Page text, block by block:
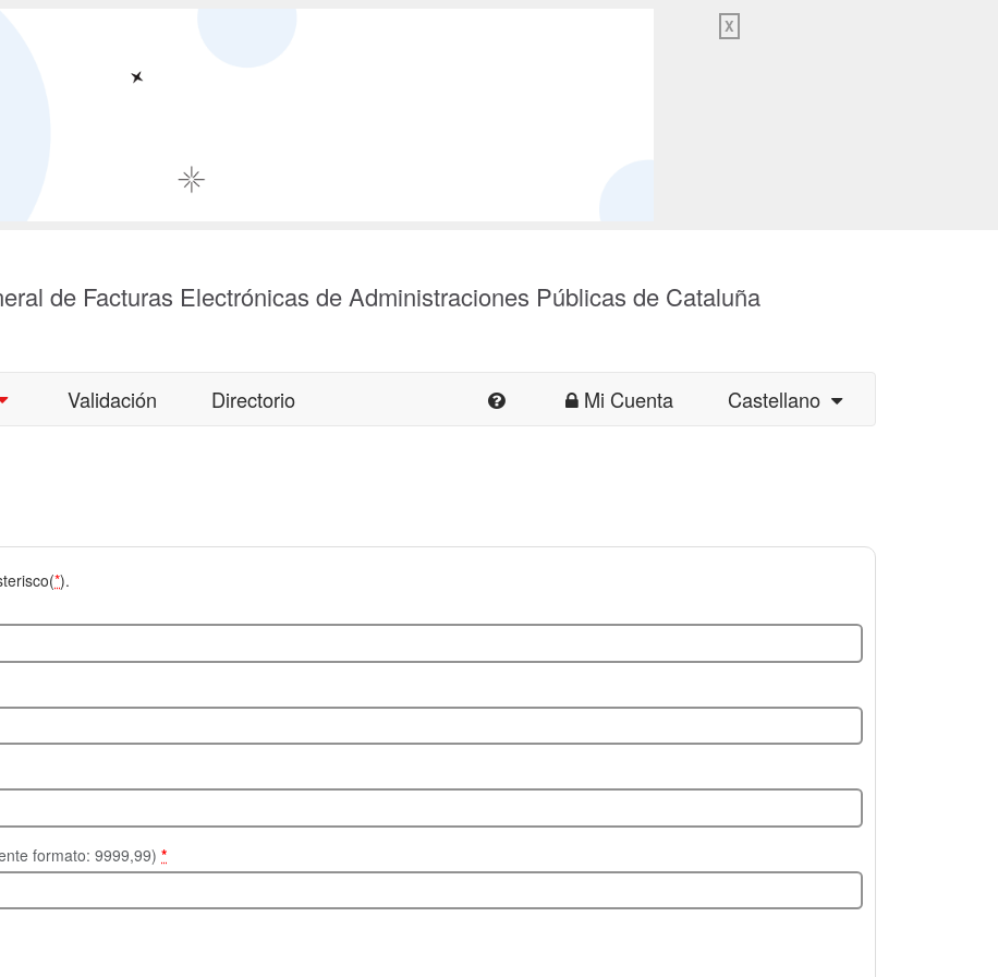
X
de Facturas Electrónicas de Administraciones Públicas de Cataluña
Validación Directorio Mi Cuenta Castellano
*).
formato: 9999,99) *